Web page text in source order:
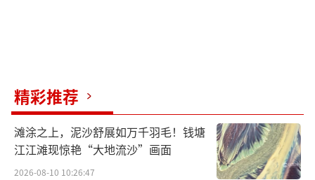
精彩推荐
滩涂之上，泥沙舒展如万千羽毛！钱塘
江江滩现惊艳“大地流沙”画面
2026-08-10 10:26:47